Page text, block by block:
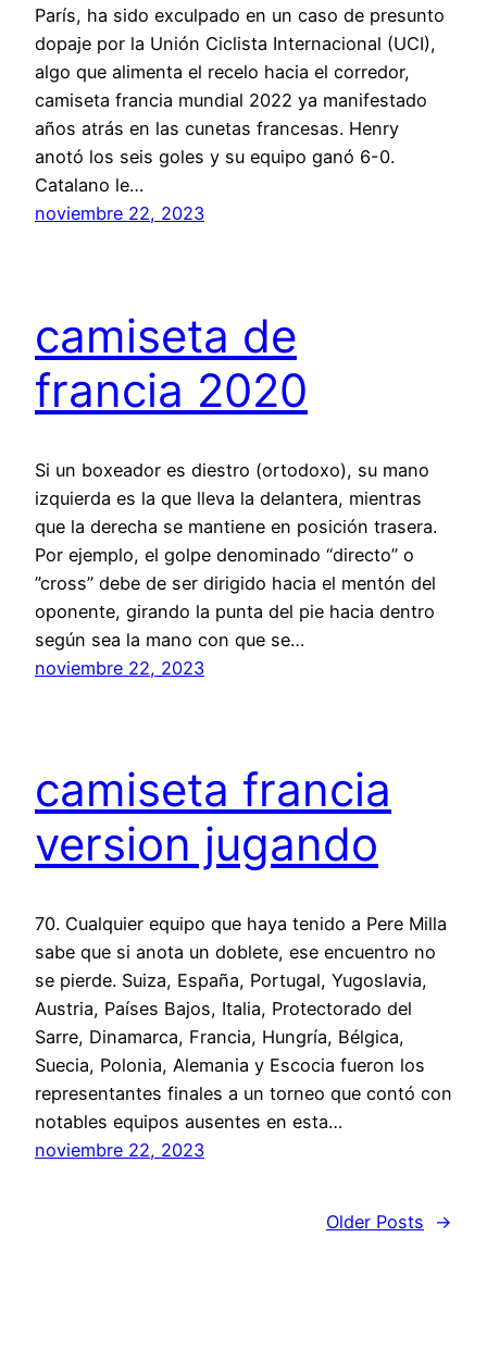
París, ha sido exculpado en un caso de presunto
dopaje por la Unión Ciclista Internacional (UCI),
algo que alimenta el recelo hacia el corredor,
camiseta francia mundial 2022 ya manifestado
años atrás en las cunetas francesas. Henry
anotó los seis goles y su equipo ganó 6-0.
Catalano le…
noviembre 22, 2023
camiseta de
francia 2020
Si un boxeador es diestro (ortodoxo), su mano
izquierda es la que lleva la delantera, mientras
que la derecha se mantiene en posición trasera.
Por ejemplo, el golpe denominado “directo” o
”cross” debe de ser dirigido hacia el mentón del
oponente, girando la punta del pie hacia dentro
según sea la mano con que se…
noviembre 22, 2023
camiseta francia
version jugando
70. Cualquier equipo que haya tenido a Pere Milla
sabe que si anota un doblete, ese encuentro no
se pierde. Suiza, España, Portugal, Yugoslavia,
Austria, Países Bajos, Italia, Protectorado del
Sarre, Dinamarca, Francia, Hungría, Bélgica,
Suecia, Polonia, Alemania y Escocia fueron los
representantes finales a un torneo que contó con
notables equipos ausentes en esta…
noviembre 22, 2023
Older Posts →